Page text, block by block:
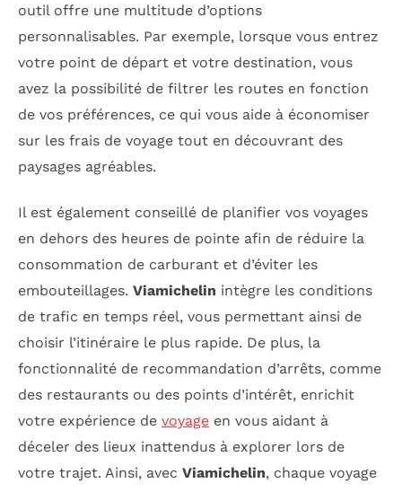
outil offre une multitude d’options
personnalisables. Par exemple, lorsque vous entrez
votre point de départ et votre destination, vous
avez la possibilité de filtrer les routes en fonction
de vos préférences, ce qui vous aide à économiser
sur les frais de voyage tout en découvrant des
paysages agréables.
Il est également conseillé de planifier vos voyages
en dehors des heures de pointe afin de réduire la
consommation de carburant et d’éviter les
embouteillages. Viamichelin intègre les conditions
de trafic en temps réel, vous permettant ainsi de
choisir l’itinéraire le plus rapide. De plus, la
fonctionnalité de recommandation d’arrêts, comme
des restaurants ou des points d’intérêt, enrichit
votre expérience de voyage en vous aidant à
déceler des lieux inattendus à explorer lors de
votre trajet. Ainsi, avec Viamichelin, chaque voyage